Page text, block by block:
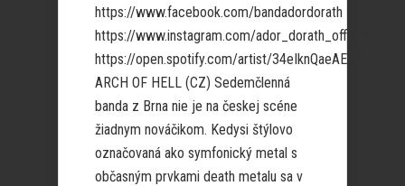
https://www.facebook.com/bandadordorath
https://www.instagram.com/ador_dorath_official
https://open.spotify.com/artist/
ARCH OF HELL (CZ) Sedemčlenná
banda z Brna nie je na českej scéne
žiadnym nováčikom. Kedysi štýlovo
označovaná ako symfonický metal s
občasným prvkami death metalu sa v